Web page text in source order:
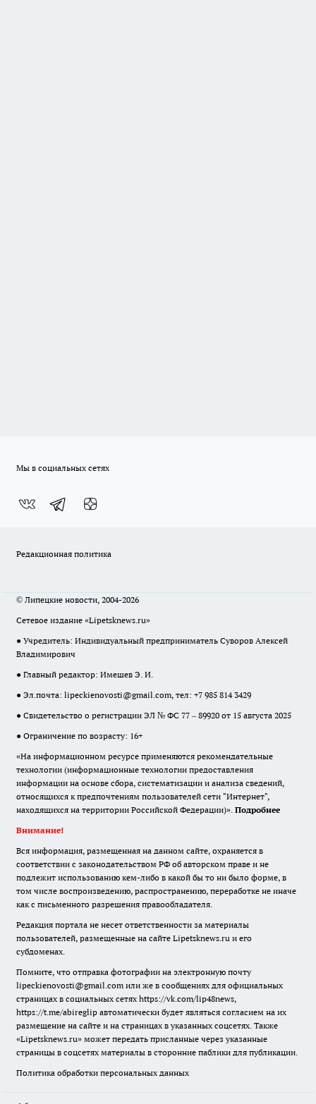
Мы в социальных сетях
Редакционная политика
© Липецкие новости, 2004-2026
Сетевое издание «Lipetsknews.ru»
● Учредитель: Индивидуальный предприниматель Суворов Алексей
Владимирович
● Главный редактор: Имешев Э. И.
● Эл.почта: lipeckienovosti@gmail.com, тел: +7 985 814 3429
● Свидетельство о регистрации ЭЛ № ФС 77 – 89920 от 15 августа 2025
● Ограничение по возрасту: 16+
«На информационном ресурсе применяются рекомендательные
технологии (информационные технологии предоставления
информации на основе сбора, систематизации и анализа сведений,
относящихся к предпочтениям пользователей сети "Интернет",
находящихся на территории Российской Федерации)». Подробнее
Внимание!
Вся информация, размещенная на данном сайте, охраняется в
соответствии с законодательством РФ об авторском праве и не
подлежит использованию кем-либо в какой бы то ни было форме, в
том числе воспроизведению, распространению, переработке не иначе
как с письменного разрешения правообладателя.
Редакция портала не несет ответственности за материалы
пользователей, размещенные на сайте Lipetsknews.ru и его
субдоменах.
Помните, что отправка фотографии на электронную почту
lipeckienovosti@gmail.com или же в сообщениях для официальных
страницах в социальных сетях https://vk.com/lip48news,
https://t.me/abireglip автоматически будет являться согласием на их
размещение на сайте и на страницах в указанных соцсетях. Также
«Lipetsknews.ru» может передать присланные через указанные
страницы в соцсетях материалы в сторонние паблики для публикации.
Политика обработки персональных данных